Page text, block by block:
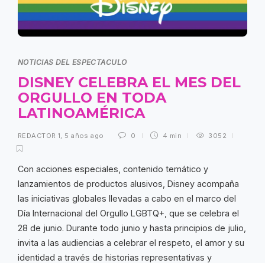
NOTICIAS DEL ESPECTACULO
DISNEY CELEBRA EL MES DEL
ORGULLO EN TODA
LATINOAMÉRICA
REDACTOR 1 5 años ago 0 4 min 3052
Con acciones especiales, contenido temático y
lanzamientos de productos alusivos, Disney acompaña
las iniciativas globales llevadas a cabo en el marco del
Día Internacional del Orgullo LGBTQ+, que se celebra el
28 de junio. Durante todo junio y hasta principios de julio,
invita a las audiencias a celebrar el respeto, el amor y su
identidad a través de historias representativas y